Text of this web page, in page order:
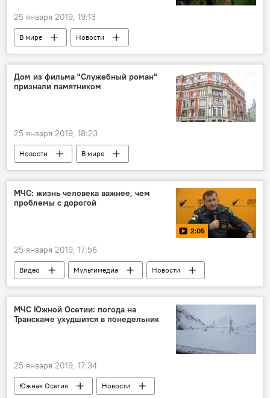
25 января 2019, 19:13
В мире Новости
Дом из фильма "Служебный роман"
признали памятником
25 января 2019, 18:23
Новости В мире
МЧС: жизнь человека важнее, чем
проблемы с дорогой
2:05
25 января 2019, 17:56
Видео Мультимедиа
Новости
Южная Осетия
Пресс-центр
МЧС Южной Осетии: погода на
Транскаме ухудшится в понедельник
25 января 2019, 17:34
Южная Осетия
Новости